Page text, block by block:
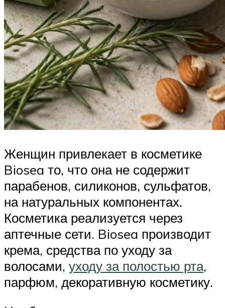
Женщин привлекает в косметике
Biosea то, что она не содержит
парабенов, силиконов, сульфатов,
на натуральных компонентах.
Косметика реализуется через
аптечные сети. Biosea производит
крема, средства по уходу за
волосами, уходу за полостью рта,
парфюм, декоративную косметику.